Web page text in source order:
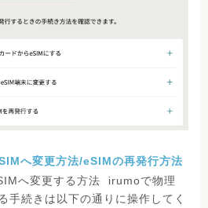
へ変更方法/eSIMの再発行方法
へ変更する方法 irumoで物理
手続きは以下の通りに操作してく